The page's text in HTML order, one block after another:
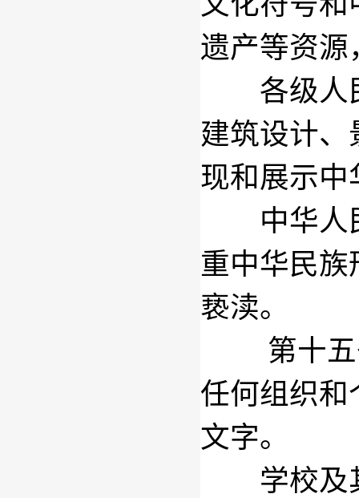
遗产等资源
各级人民
建筑设计
现和展示中
中华人民
重中华民
亵渎。
第十
任何组织和
文字。
学校及其